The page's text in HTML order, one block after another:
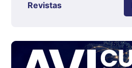
Revistas